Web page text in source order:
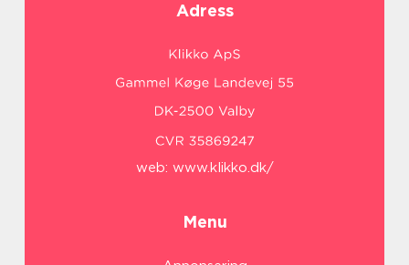
Adress
web: www.klikko.dk/
Menu